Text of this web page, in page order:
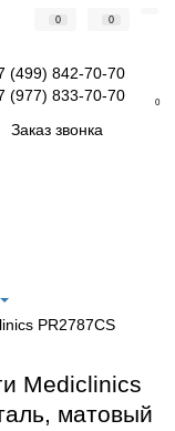
0 0
(499) 842-70-70
(977) 833-70-70
Заказ звонка
0
PR2787CS
Mediclinics
матовый